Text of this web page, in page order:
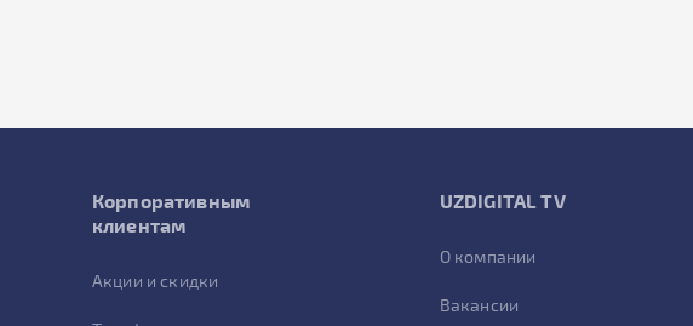
Корпоративным
клиентам
Акции и скидки
UZDIGITAL TV
О компании
Вакансии